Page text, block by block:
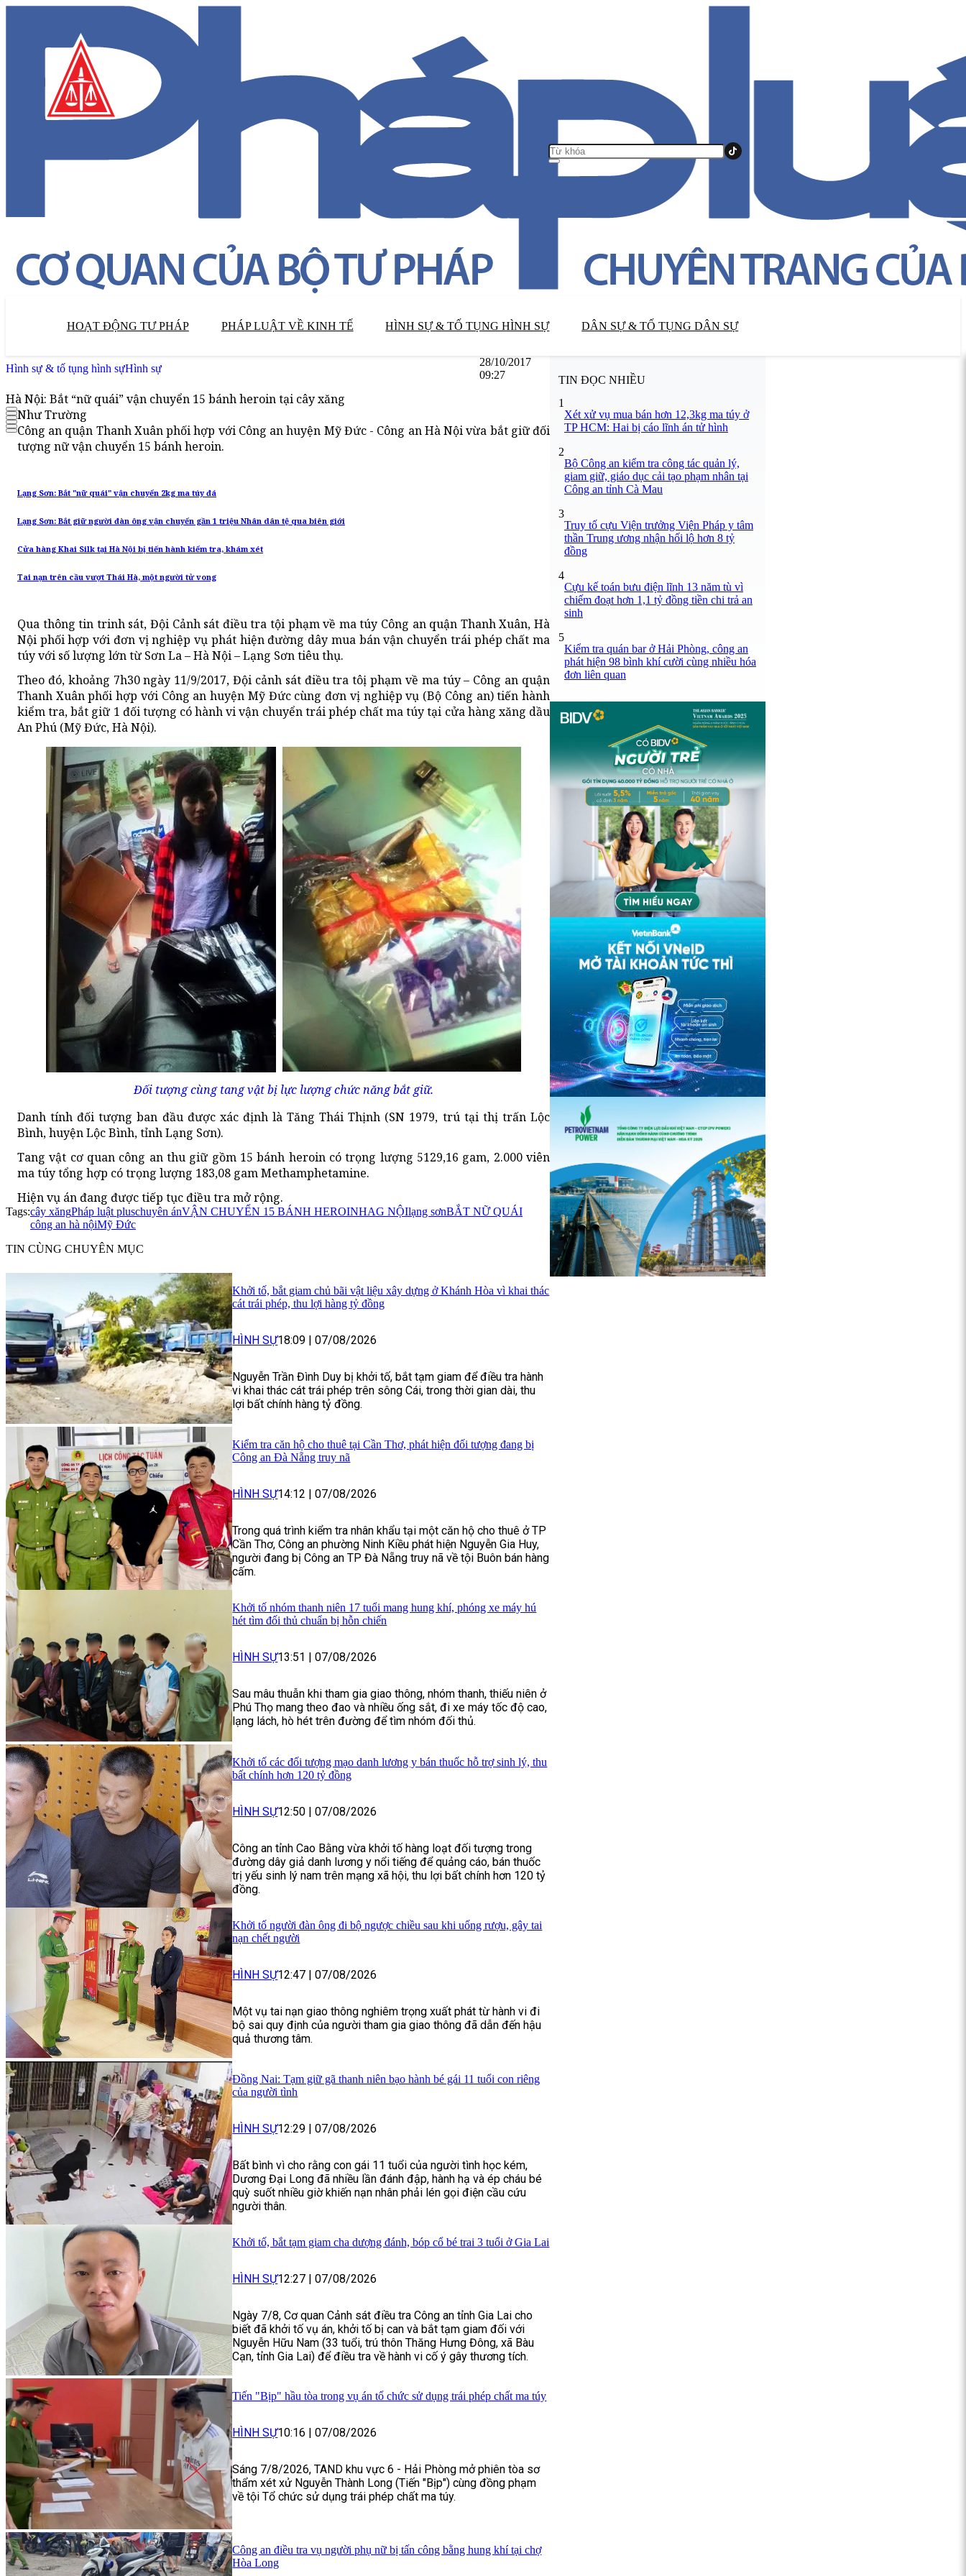
HOẠT ĐỘNG TƯ PHÁP PHÁP LUẬT VỀ KINH TẾ HÌNH SỰ & TỐ TỤNG HÌNH SỰ DÂN SỰ & TỐ TỤNG DÂN SỰ
Hình sự & tố tụng hình sựHình sự
28/10/2017
09:27
Hà Nội: Bắt “nữ quái” vận chuyển 15 bánh heroin tại cây xăng
Như Trường
Công an quận Thanh Xuân phối hợp với Công an huyện Mỹ Đức - Công an Hà Nội vừa bắt giữ đối
tượng nữ vận chuyển 15 bánh heroin.
Lạng Sơn: Bắt "nữ quái" vận chuyển 2kg ma túy đá
Lạng Sơn: Bắt giữ người đàn ông vận chuyển gần 1 triệu Nhân dân tệ qua biên giới
Cửa hàng Khai Silk tại Hà Nội bị tiến hành kiểm tra, khám xét
Tai nạn trên cầu vượt Thái Hà, một người tử vong
Qua thông tin trinh sát, Đội Cảnh sát điều tra tội phạm về ma túy Công an quận Thanh Xuân, Hà
Nội phối hợp với đơn vị nghiệp vụ phát hiện đường dây mua bán vận chuyển trái phép chất ma
túy với số lượng lớn từ Sơn La – Hà Nội – Lạng Sơn tiêu thụ.
Theo đó, khoảng 7h30 ngày 11/9/2017, Đội cảnh sát điều tra tôị phạm về ma túy – Công an quận
Thanh Xuân phối hợp với Công an huyện Mỹ Đức cùng đơn vị nghiệp vụ (Bộ Công an) tiến hành
kiểm tra, bắt giữ 1 đối tượng có hành vi vận chuyển trái phép chất ma túy tại cửa hàng xăng dầu
An Phú (Mỹ Đức, Hà Nội).
Đối tượng cùng tang vật bị lực lượng chức năng bắt giữ.
Danh tính đối tượng ban đầu được xác định là Tăng Thái Thịnh (SN 1979, trú tại thị trấn Lộc
Bình, huyện Lộc Bình, tỉnh Lạng Sơn).
Tang vật cơ quan công an thu giữ gồm 15 bánh heroin có trọng lượng 5129,16 gam, 2.000 viên
ma túy tổng hợp có trọng lượng 183,08 gam Methamphetamine.
Hiện vụ án đang được tiếp tục điều tra mở rộng.
Tags:cây xăngPháp luật pluschuyên ánVẬN CHUYỂN 15 BÁNH HEROINHAG NỘIlạng sơnBẮT NỮ QUÁI
công an hà nộiMỹ Đức
TIN CÙNG CHUYÊN MỤC
Khởi tố, bắt giam chủ bãi vật liệu xây dựng ở Khánh Hòa vì khai thác
cát trái phép, thu lợi hàng tỷ đồng
HÌNH SỰ18:09 | 07/08/2026
Nguyễn Trần Đình Duy bị khởi tố, bắt tạm giam để điều tra hành
vi khai thác cát trái phép trên sông Cái, trong thời gian dài, thu
lợi bất chính hàng tỷ đồng.
Kiểm tra căn hộ cho thuê tại Cần Thơ, phát hiện đối tượng đang bị
Công an Đà Nẵng truy nã
HÌNH SỰ14:12 07/08/2026
Trong quá trình kiểm tra nhân khẩu tại một căn hộ cho thuê ở TP
Cần Thơ, Công an phường Ninh Kiều phát hiện Nguyễn Gia Huy,
người đang bị Công an TP Đà Nẵng truy nã về tội Buôn bán hàng
cấm.
Khởi tố nhóm thanh niên 17 tuổi mang hung khí, phóng xe máy hú
hét tìm đối thủ chuẩn bị hỗn chiến
HÌNH SỰ13:51 07/08/2026
Sau mâu thuẫn khi tham gia giao thông, nhóm thanh, thiếu niên ở
Phú Thọ mang theo đao và nhiều ống sắt, đi xe máy tốc độ cao,
lạng lách, hò hét trên đường để tìm nhóm đối thủ.
Khởi tố các đối tượng mạo danh lương y bán thuốc hỗ trợ sinh lý, thu
bất chính hơn 120 tỷ đồng
HÌNH SỰ12:50 | 07/08/2026
Công an tỉnh Cao Bằng vừa khởi tố hàng loạt đối tượng trong
đường dây giả danh lương y nổi tiếng để quảng cáo, bán thuốc
trị yếu sinh lý nam trên mạng xã hội, thu lợi bất chính hơn 120 tỷ
đồng.
Khởi tố người đàn ông đi bộ ngược chiều sau khi uống rượu, gây tai
nạn chết người
HÌNH SỰ12:47 | 07/08/2026
Một vụ tai nạn giao thông nghiêm trọng xuất phát từ hành vi đi
bộ sai quy định của người tham gia giao thông đã dẫn đến hậu
quả thương tâm.
Đồng Nai: Tạm giữ gã thanh niên bạo hành bé gái 11 tuổi con riêng
của người tình
HÌNH SỰ12:29 | 07/08/2026
Bất bình vì cho rằng con gái 11 tuổi của người tình học kém,
Dương Đại Long đã nhiều lần đánh đập, hành hạ và ép cháu bé
quỳ suốt nhiều giờ khiến nạn nhân phải lén gọi điện cầu cứu
người thân.
Khởi tố, bắt tạm giam cha dượng đánh, bóp cổ bé trai 3 tuổi ở Gia Lai
HÌNH SỰ12:27 | 07/08/2026
Ngày 7/8, Cơ quan Cảnh sát điều tra Công an tỉnh Gia Lai cho
biết đã khởi tố vụ án, khởi tố bị can và bắt tạm giam đối với
Nguyễn Hữu Nam (33 tuổi, trú thôn Thăng Hưng Đông, xã Bàu
Cạn, tỉnh Gia Lai) để điều tra về hành vi cố ý gây thương tích.
Tiến "Bịp" hầu tòa trong vụ án tổ chức sử dụng trái phép chất ma túy
HÌNH SỰ10:16 | 07/08/2026
Sáng 7/8/2026, TAND khu vực 6 - Hải Phòng mở phiên tòa sơ
thẩm xét xử Nguyễn Thành Long (Tiến "Bịp") cùng đồng phạm
về tội Tổ chức sử dụng trái phép chất ma túy.
Công an điều tra vụ người phụ nữ bị tấn công bằng hung khí tại chợ
Hòa Long
TIN ĐỌC NHIỀU
1
Xét xử vụ mua bán hơn 12,3kg ma túy ở
TP HCM: Hai bị cáo lĩnh án tử hình
2
Bộ Công an kiểm tra công tác quản lý,
giam giữ, giáo dục cải tạo phạm nhân tại
Công an tỉnh Cà Mau
3
Truy tố cựu Viện trưởng Viện Pháp y tâm
thần Trung ương nhận hối lộ hơn 8 tỷ
đồng
4
Cựu kế toán bưu điện lĩnh 13 năm tù vì
chiếm đoạt hơn 1,1 tỷ đồng tiền chi trả an
sinh
5
Kiểm tra quán bar ở Hải Phòng, công an
phát hiện 98 bình khí cười cùng nhiều hóa
đơn liên quan